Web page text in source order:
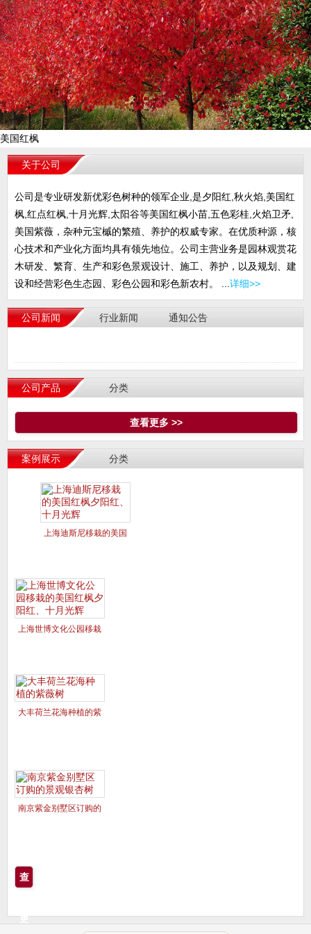
美国红枫
关于公司
公司是专业研发新优彩色树种的领军企业,是夕阳红,秋火焰,美国红
枫,红点红枫,十月光辉,太阳谷等美国红枫小苗,五色彩桂,火焰卫矛,
美国紫薇，杂种元宝槭的繁殖、养护的权威专家。在优质种源，核
心技术和产业化方面均具有领先地位。公司主营业务是园林观赏花
木研发、繁育、生产和彩色景观设计、施工、养护，以及规划、建
设和经营彩色生态园、彩色公园和彩色新农村。 ...详细>>
公司新闻 行业新闻 通知公告
公司产品 分类
查看更多 >>
案例展示 分类
上海迪斯尼移栽的美国
上海世博文化公园移栽
大丰荷兰花海种植的紫
南京紫金别墅区订购的
查
更